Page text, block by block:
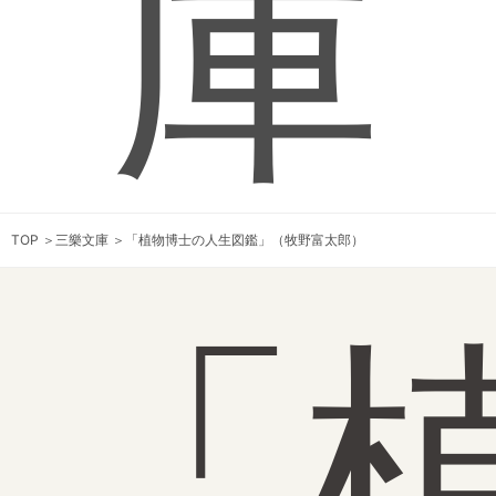
TOP ＞ 三樂文庫＞ 「植物博士の人生図鑑」（牧野富太郎）